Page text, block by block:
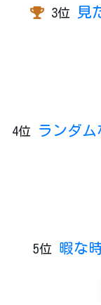
3位 見
4位
ランダム
5位 暇な